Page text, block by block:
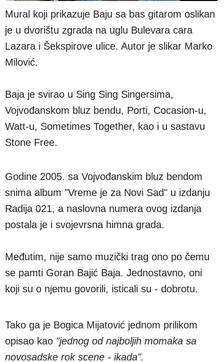
Mural koji prikazuje Baju sa bas gitarom oslikan
je u dvorištu zgrada na uglu Bulevara cara
Lazara i Šekspirove ulice. Autor je slikar Marko
Milović.
Baja je svirao u Sing Sing Singersima,
Vojvođanskom bluz bendu, Porti, Cocasion-u,
Watt-u, Sometimes Together, kao i u sastavu
Stone Free.
Godine 2005. sa Vojvođanskim bluz bendom
snima album "Vreme je za Novi Sad" u izdanju
Radija 021, a naslovna numera ovog izdanja
postala je i svojevrsna himna grada.
Međutim, nije samo muzički trag ono po čemu
se pamti Goran Bajić Baja. Jednostavno, oni
koji su o njemu govorili, isticali su - dobrotu.
Tako ga je Bogica Mijatović jednom prilikom
opisao kao "jednog od najboljih momaka sa
novosadske rok scene - ikada".